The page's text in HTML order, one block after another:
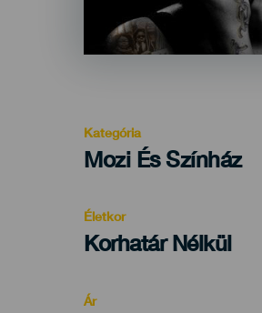
Kategória
Categoría
evento
Mozi És Színház
Életkor
Edad
Korhatár Nélkül
Ár